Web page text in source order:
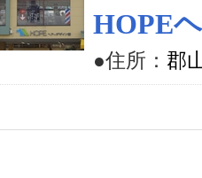
HOPE
●住所： 郡